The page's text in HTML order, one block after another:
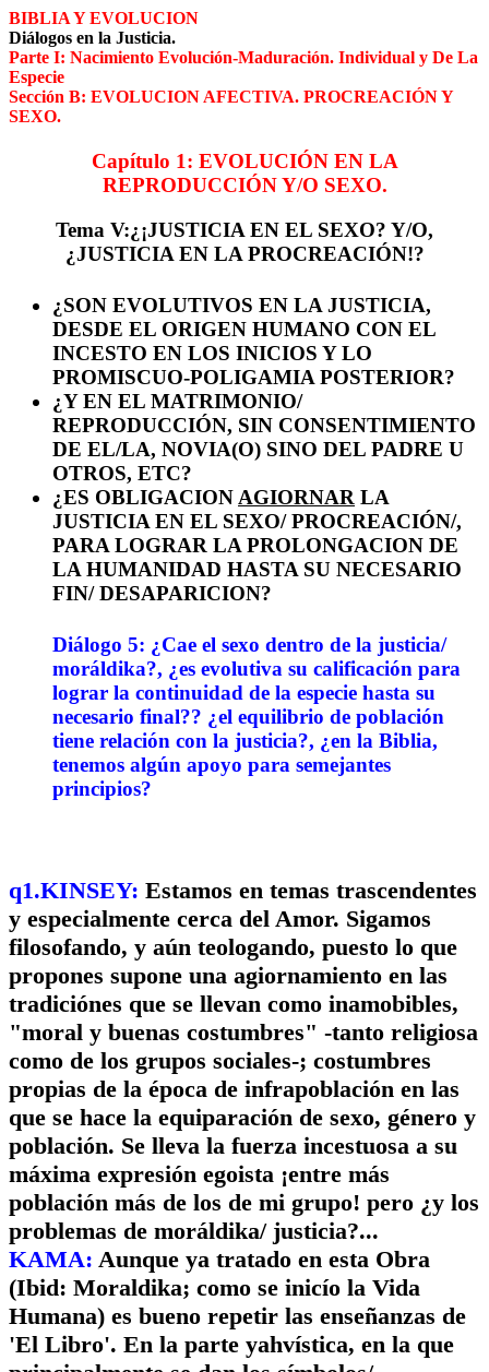
BIBLIA Y EVOLUCION
Diálogos en la Justicia.
Parte I: Nacimiento Evolución-Maduración. Individual y De La
Especie
Sección B: EVOLUCION AFECTIVA. PROCREACIÓN Y
SEXO.
Capítulo 1: EVOLUCIÓN EN LA
REPRODUCCIÓN Y/O SEXO.
Tema V:¿¡JUSTICIA EN EL SEXO? Y/O,
¿JUSTICIA EN LA PROCREACIÓN!?
¿SON EVOLUTIVOS EN LA JUSTICIA,
DESDE EL ORIGEN HUMANO CON EL
INCESTO EN LOS INICIOS Y LO
PROMISCUO-POLIGAMIA POSTERIOR?
¿Y EN EL MATRIMONIO/
REPRODUCCIÓN, SIN CONSENTIMIENTO
DE EL/LA, NOVIA(O) SINO DEL PADRE U
OTROS, ETC?
¿ES OBLIGACION AGIORNAR LA
JUSTICIA EN EL SEXO/ PROCREACIÓN/,
PARA LOGRAR LA PROLONGACION DE
LA HUMANIDAD HASTA SU NECESARIO
FIN/ DESAPARICION?
Diálogo 5: ¿Cae el sexo dentro de la justicia/
moráldika?, ¿es evolutiva su calificación para
lograr la continuidad de la especie hasta su
necesario final?? ¿el equilibrio de población
tiene relación con la justicia?, ¿en la Biblia,
tenemos algún apoyo para semejantes
principios?
q1.KINSEY: Estamos en temas trascendentes
y especialmente cerca del Amor. Sigamos
filosofando, y aún teologando, puesto lo que
propones supone una agiornamiento en las
tradiciónes que se llevan como inamobibles,
"moral y buenas costumbres" -tanto religiosa
como de los grupos sociales-; costumbres
propias de la época de infrapoblación en las
que se hace la equiparación de sexo, género y
población. Se lleva la fuerza incestuosa a su
máxima expresión egoista ¡entre más
población más de los de mi grupo! pero ¿y los
problemas de moráldika/ justicia?...
KAMA: Aunque ya tratado en esta Obra
(Ibid: Moraldika; como se inicío la Vida
Humana) es bueno repetir las enseñanzas de
'El Libro'. En la parte yahvística, en la que